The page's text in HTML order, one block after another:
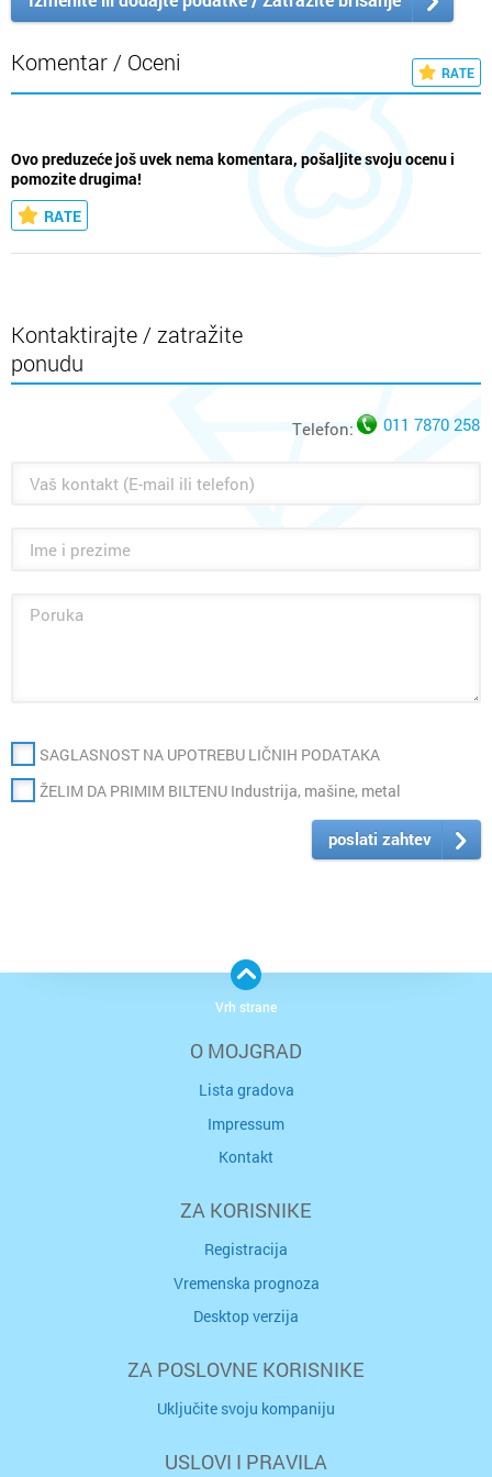
Komentar / Oceni RATE
Ovo preduzeće još uvek nema komentara, pošaljite svoju ocenu i
pomozite drugima!
RATE
Kontaktirajte / zatražite
ponudu
Telefon: 011 7870 258
SAGLASNOST NA UPOTREBU LIČNIH PODATAKA
ŽELIM DA PRIMIM BILTENU Industrija, mašine, metal
poslati zahtev
O MOJGRAD
Lista gradova
Impressum
Kontakt
ZA KORISNIKE
Registracija
Vremenska prognoza
Desktop verzija
ZA POSLOVNE KORISNIKE
Uključite svoju kompaniju
USLOVI I PRAVILA
Vrh strane